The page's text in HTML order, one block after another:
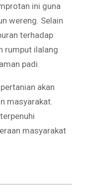
ini guna
wereng. Selain
terhadap
rumput ilalang
padi.
akan
masyarakat.
masyarakat